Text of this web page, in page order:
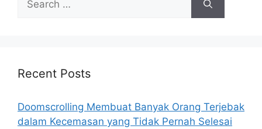
h
r
Recent Posts
Doomscrolling Membuat Banyak Orang Terjebak
dalam Kecemasan yang Tidak Pernah Selesai